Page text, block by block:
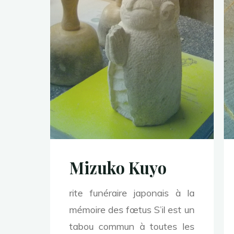
sculptures
sur
pierre
Mizuko Kuyo
rite funéraire japonais à la
mémoire des fœtus S’il est un
tabou commun à toutes les